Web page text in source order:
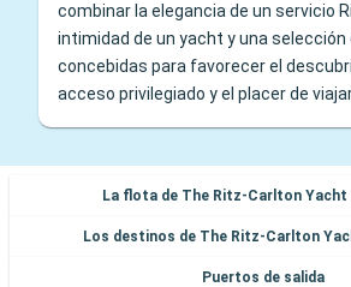
combinar la elegancia de un servicio
intimidad de un yacht y una selección
concebidas para favorecer el
acceso privilegiado y el placer de
La flota de The Ritz-Carlton
Los destinos de The Ritz-Carlton
Puertos de salida